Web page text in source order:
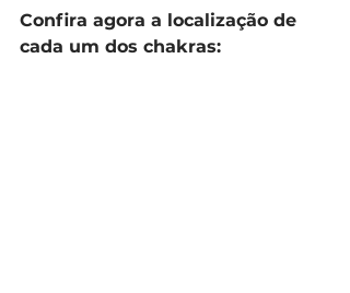
Confira agora a localização de
cada um dos chakras: